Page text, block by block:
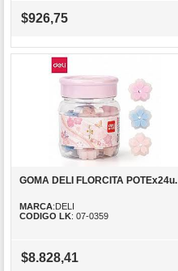
$926,75
GOMA DELI FLORCITA POTEx24u.
MARCA:DELI
CODIGO LK: 07-0359
$8.828,41